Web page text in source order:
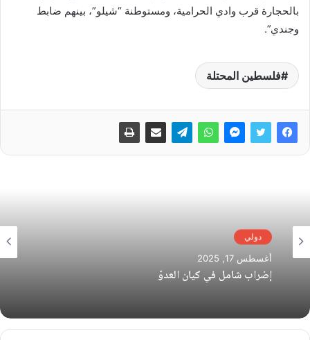
بالحجارة قرب وادي الحرامية، ومستوطنة “شيلو”، بينهم ضابط
وجندي”.
فلسطين المحتلة
دولي
أغسطس 17, 2025
إضراب شامل في كيان العدوّ